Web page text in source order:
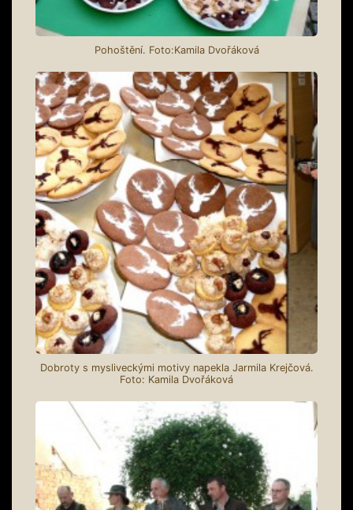
Pohoštění. Foto:Kamila Dvořáková
Dobroty s mysliveckými motivy napekla Jarmila Krejčová.
Foto: Kamila Dvořáková